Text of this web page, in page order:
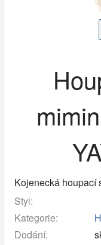
Kojenecká houpací
Styl:
Kategorie:
Dodání: